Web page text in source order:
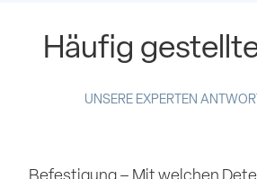
Häufig
UNSERE EXPERTEN